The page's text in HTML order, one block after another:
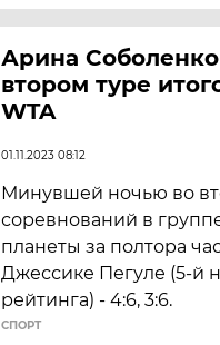
Арина
втором туре
WTA
01.11.2023 08:12
Минувшей ночью во
соревнований в
планеты за полтора
Джессике Пегуле (5-й
рейтинга) - 4:6, 3:6.
СПОРТ